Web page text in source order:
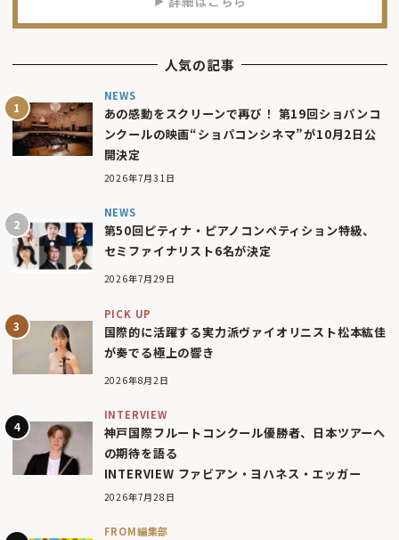
人気の記事
NEWS
あの感動をスクリーンで再び！ 第19回ショパンコ
ンクールの映画“ショパコンシネマ”が10月2日公
開決定
2026年7月31日
NEWS
第50回ピティナ・ピアノコンペティション特級、
セミファイナリスト6名が決定
2026年7月29日
PICK UP
国際的に活躍する実力派ヴァイオリニスト松本紘佳
が奏でる極上の響き
2026年8月2日
INTERVIEW
神戸国際フルートコンクール優勝者、日本ツアーへ
の期待を語る
INTERVIEW ファビアン・ヨハネス・エッガー
2026年7月28日
FROM編集部